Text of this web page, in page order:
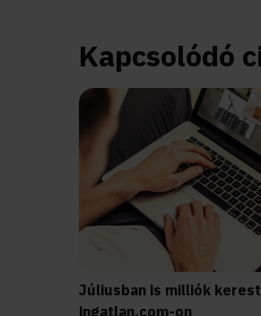
Kapcsolódó
Júliusban is milliók
ingatlan.com-on